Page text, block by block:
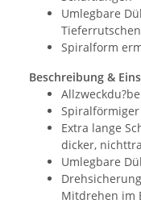
Umlegbare
Tieferrutschen
Spiralform
Beschreibung &
Extra lange
dicker,
Umlegbare
Mitdrehen im